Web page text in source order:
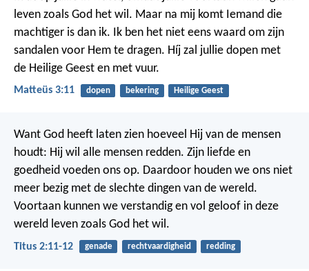
leven zoals God het wil. Maar na mij komt Iemand die
machtiger is dan ik. Ik ben het niet eens waard om zijn
sandalen voor Hem te dragen. Híj zal jullie dopen met
de Heilige Geest en met vuur.
Matteüs 3:11 dopen bekering Heilige Geest
Want God heeft laten zien hoeveel Hij van de mensen
houdt: Hij wil alle mensen redden. Zijn liefde en
goedheid voeden ons op. Daardoor houden we ons niet
meer bezig met de slechte dingen van de wereld.
Voortaan kunnen we verstandig en vol geloof in deze
wereld leven zoals God het wil.
Titus 2:11-12 genade rechtvaardigheid redding